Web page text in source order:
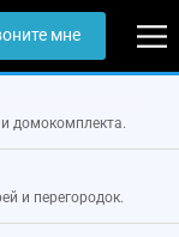
мне
домокомплекта.
и перегородок.